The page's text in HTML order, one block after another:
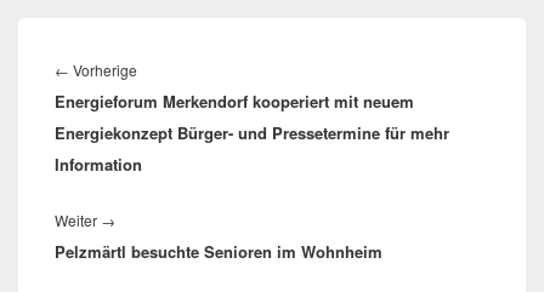
← Vorherige
Beitrag:
Energieforum Merkendorf kooperiert mit neuem
Energiekonzept Bürger- und Pressetermine für mehr
Information
Weiter →
Beitrag:
Pelzmärtl besuchte Senioren im Wohnheim